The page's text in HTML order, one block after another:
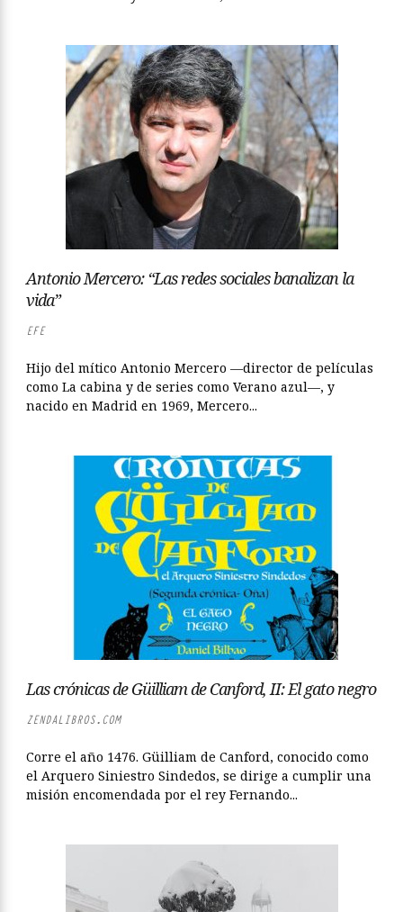
Antonio Mercero: “Las redes sociales banalizan la
vida”
EFE
Hijo del mítico Antonio Mercero —director de películas
como La cabina y de series como Verano azul—, y
nacido en Madrid en 1969, Mercero...
Las crónicas de Güilliam de Canford, II: El gato negro
ZENDALIBROS.COM
Corre el año 1476. Güilliam de Canford, conocido como
el Arquero Siniestro Sindedos, se dirige a cumplir una
misión encomendada por el rey Fernando...